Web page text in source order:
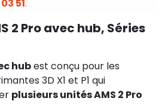
51.
2 Pro avec hub, Séries
hubest conçu pour les
3D X1 et P1 qui
plusieurs unités AMS 2 Pro